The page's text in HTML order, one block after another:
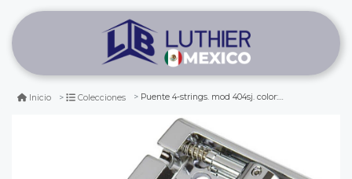
Inicio Colecciones Puente 4-strings. mod 404sj. color: chrome